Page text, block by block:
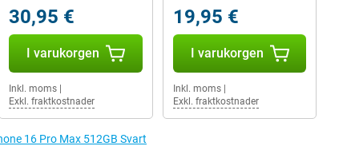
30,95 €
I varukorgen
Inkl. moms|
Exkl. fraktkostnader
19,95 €
I varukorgen
Inkl. moms|
Exkl. fraktkostnader
16 Pro Max 512GB Svart